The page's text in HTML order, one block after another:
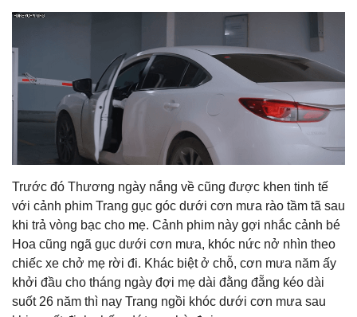
Trước đó Thương ngày nắng về cũng được khen tinh tế
với cảnh phim Trang gục góc dưới cơn mưa rào tầm tã sau
khi trả vòng bạc cho mẹ. Cảnh phim này gợi nhắc cảnh bé
Hoa cũng ngã gục dưới cơn mưa, khóc nức nở nhìn theo
chiếc xe chở mẹ rời đi. Khác biệt ở chỗ, cơn mưa năm ấy
khởi đầu cho tháng ngày đợi mẹ dài đằng đẵng kéo dài
suốt 26 năm thì nay Trang ngồi khóc dưới cơn mưa sau